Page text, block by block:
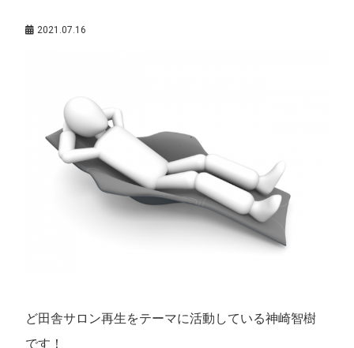
2021.07.16
ど田舎サロン再生をテーマに活動している神崎智樹
です！